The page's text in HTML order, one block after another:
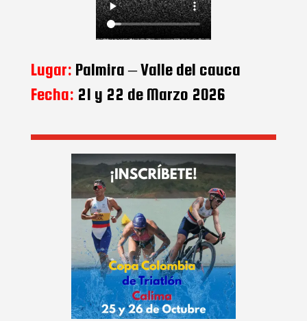
Lugar: Palmira – Valle del cauca
Fecha: 21 y 22 de Marzo 2026